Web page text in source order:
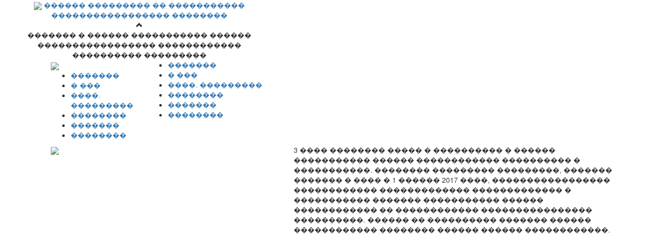
������ ��������� �� �����������
����������������� ��������
������� � ������ ����������� ������
����������������� ������������
���������� ���������
�������
� ���
����.
���������
��������
�������
��������
�������
� ���
����. ���������
��������
�������
��������
3 ���� �������� ����� � ���������� � ������
����������� ������ ������������ ���������� �
�����������. �������� ��������� ���������, �������
������� � ���� � 1 ������ 2017 ����, �����������������
������������ ������������� ������������� �
����������� ������� ����������� ������
������������ �� ������������ ����������������
����������. ������ �� ���������� ������� ������
������������ �������� ������ ������ ������������.